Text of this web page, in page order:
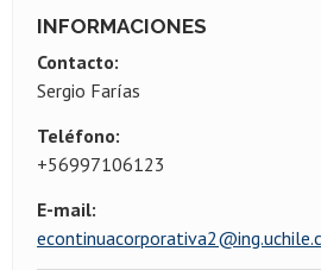
INFORMACIONES
Contacto:
Sergio Farías
Teléfono:
+56997106123
E-mail: